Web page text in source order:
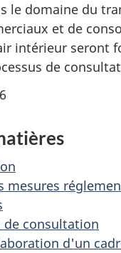
le domaine du
et de
intérieur seront
de
mesures
de consultation
d'un